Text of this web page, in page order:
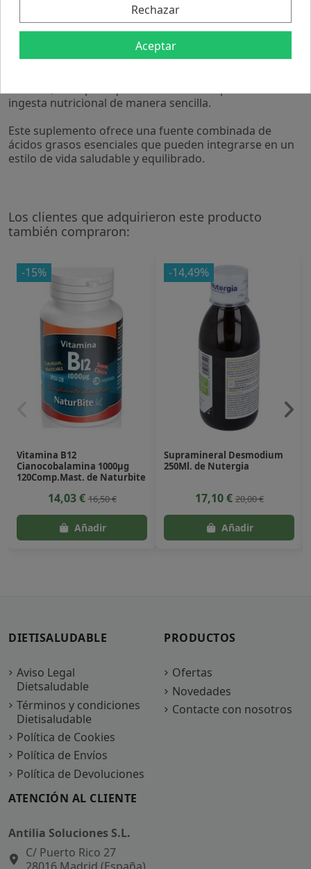
Las perlas de Omega 3-6-9 de Integralia están
elaboradas con ingredientes seleccionados para
asegurar su calidad y estabilidad. Su formato en
ingesta nutricional de manera sencilla.
Este suplemento ofrece una fuente combinada de
ácidos grasos esenciales que pueden integrarse en un
estilo de vida saludable y equilibrado.
Los clientes que adquirieron este producto
también compraron:
-15%
Vitamina B12
Cianocobalamina 1000µg
120Comp.Mast. de Naturbite
14,03 €16,50 €
-14,49%
Supramineral Desmodium
250Ml. de Nutergia
17,10 €20,00 €
DIETISALUDABLE
Aviso Legal
Dietsaludable
Términos y condiciones
Dietisaludable
Política de Cookies
Política de Envíos
Política de Devoluciones
PRODUCTOS
Ofertas
Novedades
Contacte con nosotros
ATENCIÓN AL CLIENTE
Antilia Soluciones S.L.
C/ Puerto Rico 27
Rechazar
Aceptar